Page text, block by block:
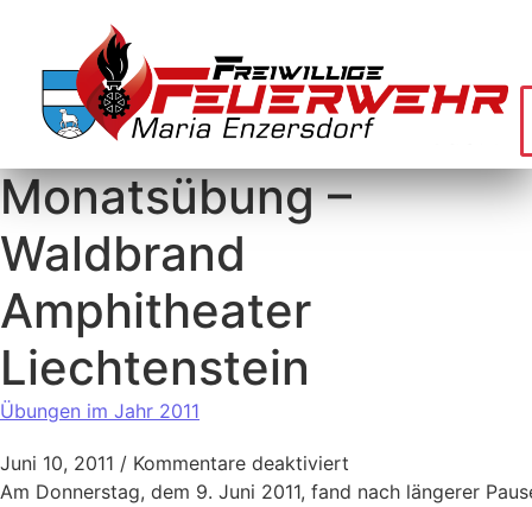
Monatsübung –
Waldbrand
Amphitheater
Liechtenstein
Übungen im Jahr 2011
Juni 10, 2011 / Kommentare deaktiviert
Am Donnerstag, dem 9. Juni 2011, fand nach längerer